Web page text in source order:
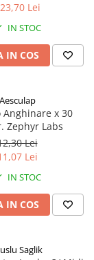
Lei
IN STOC
IN COS
Aesculap
Anghinare x 30
Zephyr Labs
Lei
Lei
IN STOC
IN COS
Saglik